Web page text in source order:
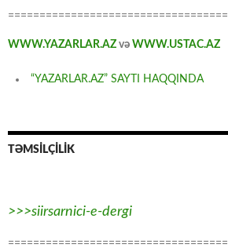
===================================
WWW.YAZARLAR.AZ və WWW.USTAC.AZ
“YAZARLAR.AZ” SAYTI HAQQINDA
TƏMSİLÇİLİK
>>>siirsarnici-e-dergi
===================================